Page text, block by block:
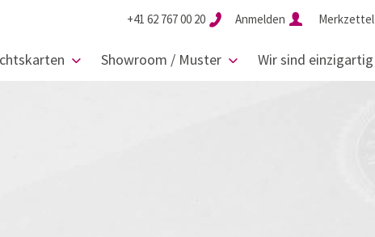
+41 62 767 00 20 Anmelden Merkzettel
Showroom / Muster Wir sind einzigartig